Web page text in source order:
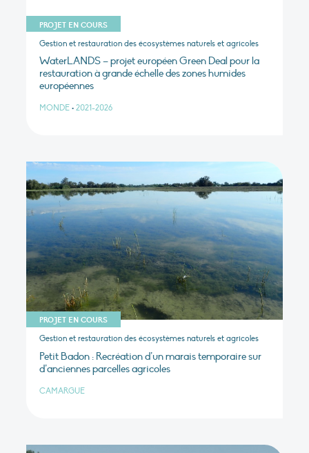
PROJET EN COURS
Gestion et restauration des écosystèmes naturels et agricoles
WaterLANDS – projet européen Green Deal pour la
restauration à grande échelle des zones humides
européennes
MONDE • 2021-2026
PROJET EN COURS
Gestion et restauration des écosystèmes naturels et agricoles
Petit Badon : Recréation d’un marais temporaire sur
d’anciennes parcelles agricoles
CAMARGUE